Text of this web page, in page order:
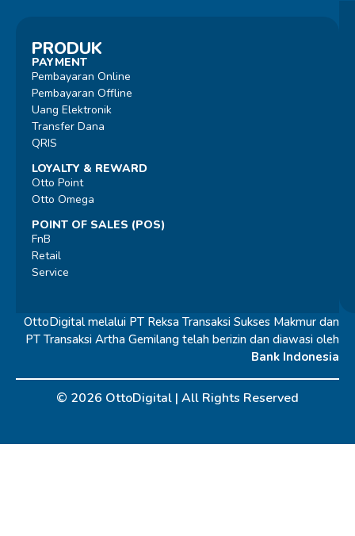
PRODUK
PAYMENT
Pembayaran Online
Pembayaran Offline
Uang Elektronik
Transfer Dana
QRIS
LOYALTY & REWARD
Otto Point
Otto Omega
POINT OF SALES (POS)
FnB
Retail
Service
OttoDigital melalui PT Reksa Transaksi Sukses Makmur dan
PT Transaksi Artha Gemilang telah berizin dan diawasi oleh
Bank Indonesia
© 2026 OttoDigital | All Rights Reserved